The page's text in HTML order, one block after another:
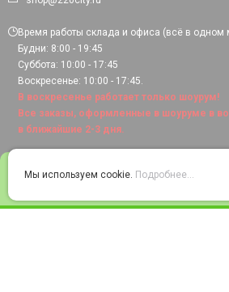
Войти
Время работы склада и офиса (всё в одном
Будни: 8:00 - 19:45
Суббота: 10:00 - 17:45
Воскресенье: 10:00 - 17:45.
В воскресенье работает только шоурум!
Все заказы, оформленные в шоуруме в
в ближайшие 2-3 дня.
Мы используем cookie. Подробнее...